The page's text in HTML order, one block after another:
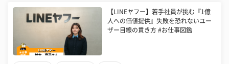
【LINEヤフー】若手社員が挑む『1億
人への価値提供』失敗を恐れないユー
ザー目線の貫き方 #お仕事図鑑